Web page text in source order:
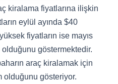
kiralama fiyatlarına ilişkin
eylül ayında $40
fiyatların ise mayıs
göstermektedir.
araç kiralamak için
olduğunu gösteriyor.